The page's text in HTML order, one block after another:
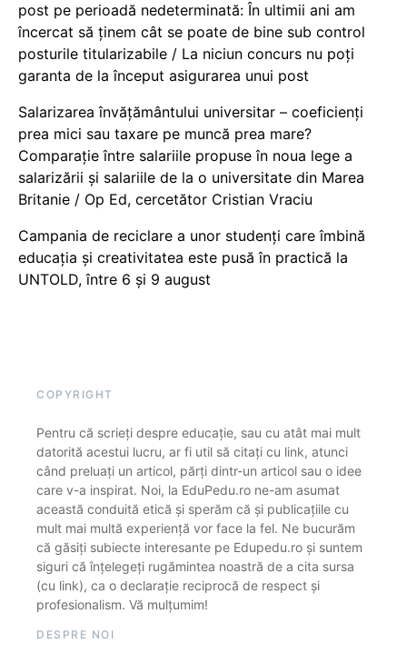
post pe perioadă nedeterminată: În ultimii ani am
încercat să ținem cât se poate de bine sub control
posturile titularizabile / La niciun concurs nu poți
garanta de la început asigurarea unui post
Salarizarea învățământului universitar – coeficienți
prea mici sau taxare pe muncă prea mare?
Comparație între salariile propuse în noua lege a
salarizării și salariile de la o universitate din Marea
Britanie / Op Ed, cercetător Cristian Vraciu
Campania de reciclare a unor studenți care îmbină
educația și creativitatea este pusă în practică la
UNTOLD, între 6 și 9 august
COPYRIGHT
Pentru că scrieți despre educație, sau cu atât mai mult
datorită acestui lucru, ar fi util să citați cu link, atunci
când preluați un articol, părți dintr-un articol sau o idee
care v-a inspirat. Noi, la EduPedu.ro ne-am asumat
această conduită etică și sperăm că și publicațiile cu
mult mai multă experiență vor face la fel. Ne bucurăm
că găsiți subiecte interesante pe Edupedu.ro și suntem
siguri că înțelegeți rugămintea noastră de a cita sursa
(cu link), ca o declarație reciprocă de respect și
profesionalism. Vă mulțumim!
DESPRE NOI